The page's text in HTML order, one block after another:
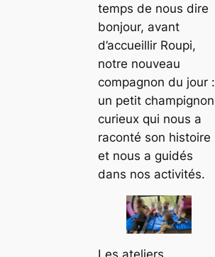
temps de nous dire
bonjour, avant
d’accueillir Roupi,
notre nouveau
compagnon du jour :
un petit champignon
curieux qui nous a
raconté son histoire
et nous a guidés
dans nos activités.